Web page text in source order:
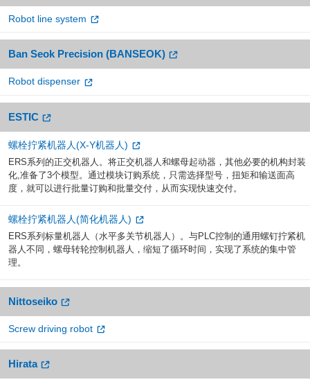
Robot line system
Ban Seok Precision (BANSEOK)
Robot dispenser
ESTIC
螺栓拧紧机器人(X-Y机器人)
ERS系列的正交机器人。将正交机器人和螺母起动器，其他必要的机构封装
化,准备了3个模型。通过模块订购系统，只需选择型号，扭矩和输送面高
度，就可以进行批量订购和批量交付，从而实现快速交付。
螺栓拧紧机器人(简化机器人)
ERS系列标量机器人（水平多关节机器人）。与PLC控制的通用螺钉拧紧机
器人不同，螺母转轮控制机器人，缩短了循环时间，实现了系统的集中管
理。
Nittoseiko
Screw driving robot
Hirata